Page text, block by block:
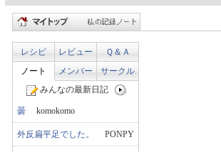
レシピ レビュー
Ｑ＆Ａ
ノート
メンバー
サークル
みんなの最新日記
曇 komokomo
外反扁平足でした。 PONPY